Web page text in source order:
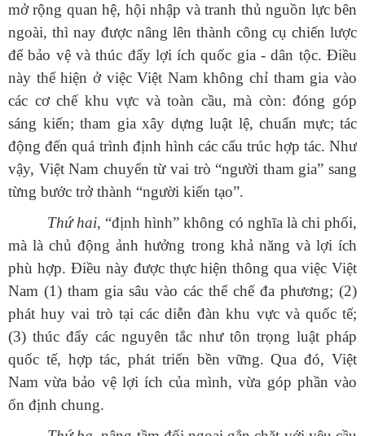
mở rộng quan hệ, hội nhập và tranh thủ nguồn lực bên
ngoài, thì nay được nâng lên thành công cụ chiến lược
để bảo vệ và thúc đẩy lợi ích quốc gia - dân tộc. Điều
này thể hiện ở việc Việt Nam không chỉ tham gia vào
các cơ chế khu vực và toàn cầu, mà còn: đóng góp
sáng kiến; tham gia xây dựng luật lệ, chuẩn mực; tác
động đến quá trình định hình các cấu trúc hợp tác. Như
vậy, Việt Nam chuyển từ vai trò “người tham gia” sang
từng bước trở thành “người kiến tạo”.
Thứ hai, “định hình” không có nghĩa là chi phối,
mà là chủ động ảnh hưởng trong khả năng và lợi ích
phù hợp. Điều này được thực hiện thông qua việc Việt
Nam (1) tham gia sâu vào các thể chế đa phương; (2)
phát huy vai trò tại các diễn đàn khu vực và quốc tế;
(3) thúc đẩy các nguyên tắc như tôn trọng luật pháp
quốc tế, hợp tác, phát triển bền vững. Qua đó, Việt
Nam vừa bảo vệ lợi ích của mình, vừa góp phần vào
ổn định chung.